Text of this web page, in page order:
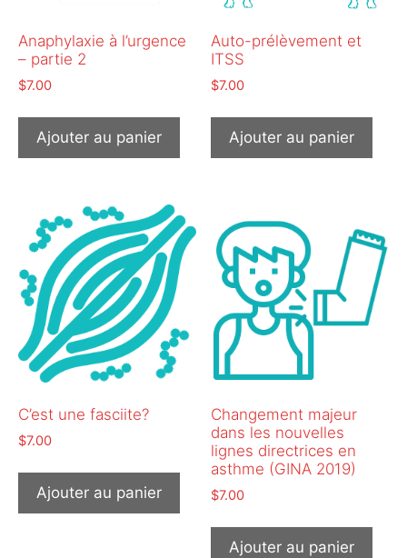
Anaphylaxie à l’urgence
– partie 2
$7.00
Ajouter au panier
Auto-prélèvement et
ITSS
$7.00
Ajouter au panier
C’est une fasciite?
$7.00
Ajouter au panier
Changement majeur
dans les nouvelles
lignes directrices en
asthme (GINA 2019)
$7.00
Ajouter au panier